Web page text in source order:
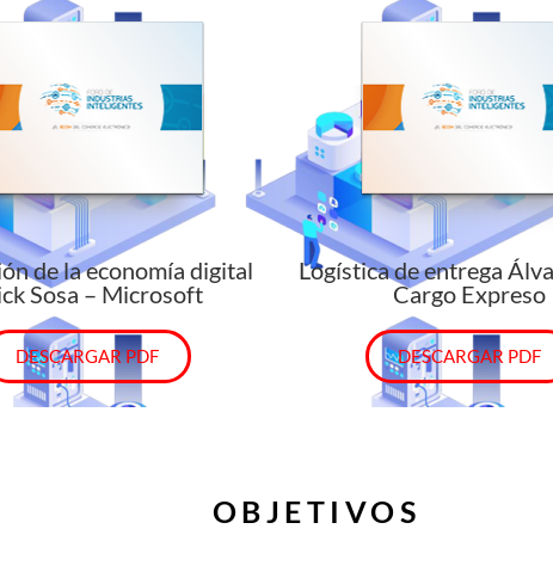
de la economía digital
Sosa – Microsoft
DESCARGAR PDF
Logística de entrega
Cargo Expreso
DESCARGAR PDF
OBJETIVOS